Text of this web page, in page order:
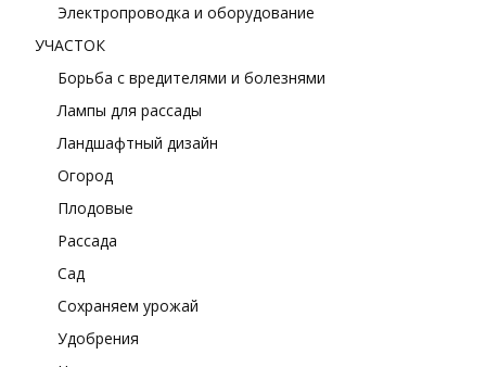
Электропроводка и оборудование
УЧАСТОК
Борьба с вредителями и болезнями
Лампы для рассады
Ландшафтный дизайн
Огород
Плодовые
Рассада
Сад
Сохраняем урожай
Удобрения